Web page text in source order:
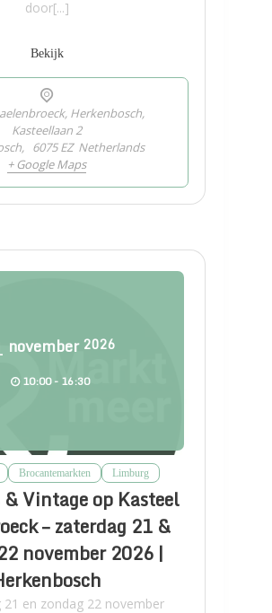
door[...]
Bekijk
Herkenbosch,
Kasteellaan 2
, 6075 EZ Netherlands
+ Google Maps
november 2026
10:00 - 16:30
Brocantemarkten Limburg
Vintage op Kasteel
– zaterdag 21 &
november 2026 |
21 en zondag 22 november